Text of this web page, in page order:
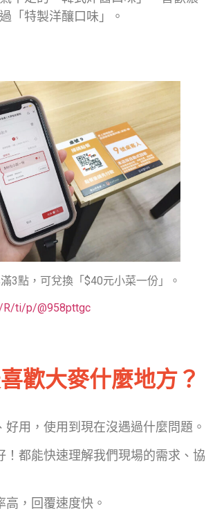
「特製洋釀口味」。
3點，可兌換「$40元小菜一份」。
R/ti/p/@958pttgc
喜歡大麥什麼地方？
好用，使用到現在沒遇過什麼問題。
！都能快速理解我們現場的需求、協
高，回覆速度快。